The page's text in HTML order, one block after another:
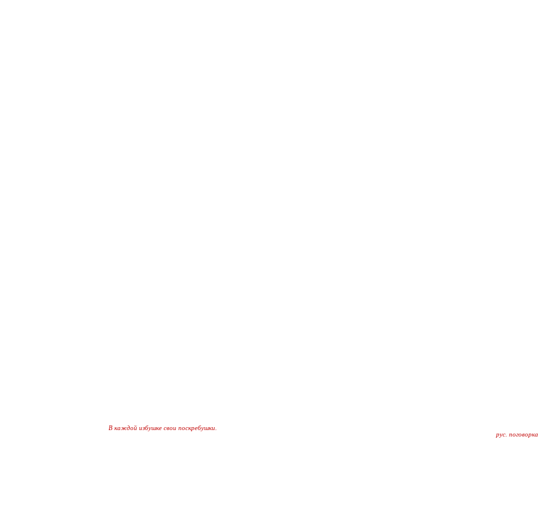
В каждой избушке свои поскребушки.
рус. поговорка